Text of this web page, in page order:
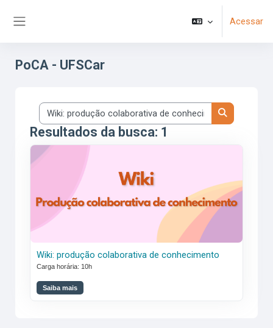
Acessar
PoCA - UFSCar
Buscar cursos
Buscar
Resultados da busca: 1
<span class="highlight">Wiki:</span> <span
Wiki: produção colaborativa de conhecimento
Carga horária: 10h
Saiba mais